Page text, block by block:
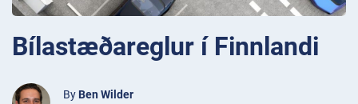
Bílastæðareglur í Finnlandi
By Ben Wilder